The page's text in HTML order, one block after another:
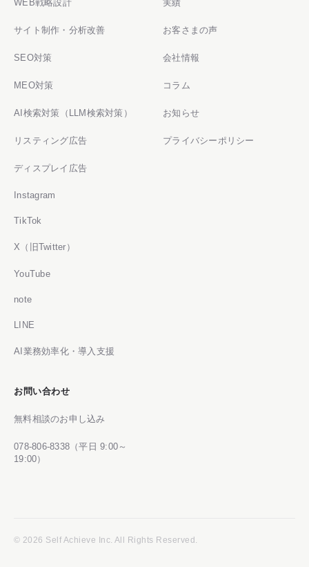
WEB戦略設計
サイト制作・分析改善
SEO対策
MEO対策
AI検索対策（LLM検索対策）
リスティング広告
ディスプレイ広告
Instagram
TikTok
X（旧Twitter）
YouTube
note
LINE
AI業務効率化・導入支援
実績
お客さまの声
会社情報
コラム
お知らせ
プライバシーポリシー
お問い合わせ
無料相談のお申し込み
078-806-8338（平日 9:00～
19:00）
© 2026 Self Achieve Inc. All Rights Reserved.